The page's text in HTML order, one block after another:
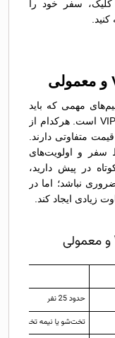
کلیک، سفر خود را
مهمی که باید
بگیرید، انتخاب بین اتوبوس‌های معمولی و VIP است. هرکدام از
متفاوتی دارند.
سفر و اولویت‌های
در پیش دارید،
نباشد؛ اما در
زیادی ایجاد کند.